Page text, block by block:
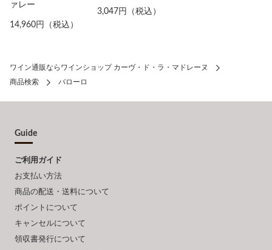
ァレー
14,960円（税込）
3,047円（税込）
ワイン通販ならワインショップ カーヴ・ド・ラ・マドレーヌ
商品検索
バローロ
Guide
ご利用ガイド
お支払い方法
商品の配送・送料について
ポイントについて
キャンセルについて
領収書発行について